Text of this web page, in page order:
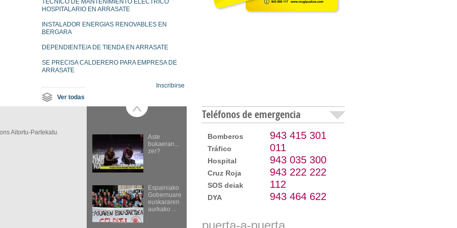
TÉCNICO DE MANTENIMIENTO ELÉCTRICO
HOSPITALARIO EN ARRASATE
INSTALADOR ENERGIAS RENOVABLES EN
BERGARA
DEPENDIENTE/A DE TIENDA EN ARRASATE
SE PRECISA CALDERERO PARA EMPRESA DE
ARRASATE
Ver todas
Inscribirse
Aitortu-Partekatu.
Aste
bukaeran...
zer?
Espainiako
Gobernuaren
euskararen
aurkako ...
Teléfonos de emergencia
Bomberos 943 415 301
Tráfico 011
Hospital 943 035 300
Cruz Roja 943 222 222
SOS deiak 112
DYA 943 464 622
puerta-a-puerta